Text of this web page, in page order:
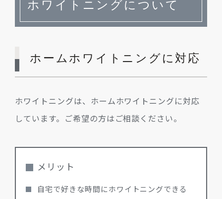
ホワイトニングについて
ホームホワイトニングに対応
ホワイトニングは、ホームホワイトニングに対応
しています。ご希望の方はご相談ください。
メリット
自宅で好きな時間にホワイトニングできる